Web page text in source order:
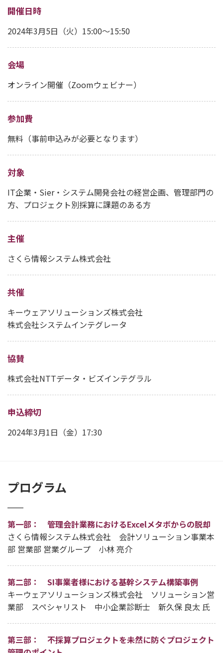
開催日時
2024年3月5日（火）15:00～15:50
会場
オンライン開催（Zoomウェビナー）
参加費
無料（事前申込みが必要となります）
対象
IT企業・Sier・システム開発会社の経営企画、管理部門の
方、プロジェクト別採算に課題のある方
主催
さくら情報システム株式会社
共催
キーウェアソリューションズ株式会社
株式会社システムインテグレータ
協賛
株式会社NTTデータ・ビズインテグラル
申込締切
2024年3月1日（金）17:30
プログラム
第一部： 管理会計業務におけるExcelメタボからの脱却
さくら情報システム株式会社 会計ソリューション事業本
部 営業部 営業グループ 小林 亮介
第二部： SI事業者様における基幹システム構築事例
キーウェアソリューションズ株式会社 ソリューション営
業部 スペシャリスト 中小企業診断士 新久保 良太 氏
第三部： 不採算プロジェクトを未然に防ぐプロジェクト